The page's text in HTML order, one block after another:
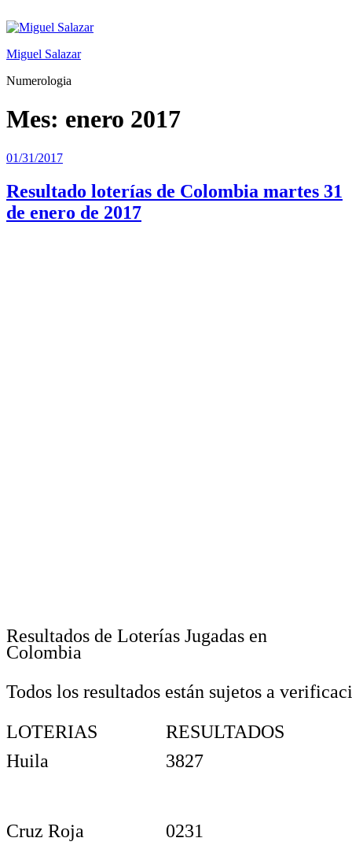
al
Miguel Salazar
Numerologia
Mes: enero 2017
Publicado
01/31/2017
Resultado loterías de Colombia martes 31
de enero de 2017
Resultados de Loterías Jugadas en
Colombia
Todos los resultados están sujetos a
LOTERIAS
RESULTADOS
Huila
3827
Cruz Roja
0231